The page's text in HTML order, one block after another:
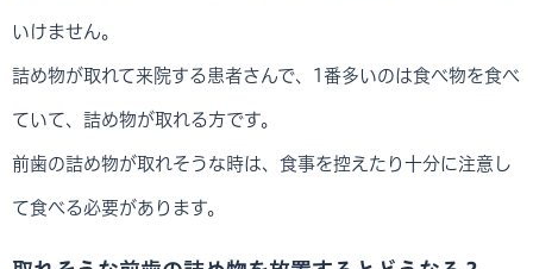
いけません。
詰め物が取れて来院する患者さんで、1番多いのは食べ物を食べ
ていて、詰め物が取れる方です。
前歯の詰め物が取れそうな時は、食事を控えたり十分に注意し
て食べる必要があります。